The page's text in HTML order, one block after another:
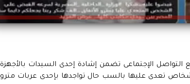
الإجتماعى تضمن إشادة إحدى السيدات بالأجهزة
تعدى عليها بالسب حال تواجدها بإحدى عربات مترو